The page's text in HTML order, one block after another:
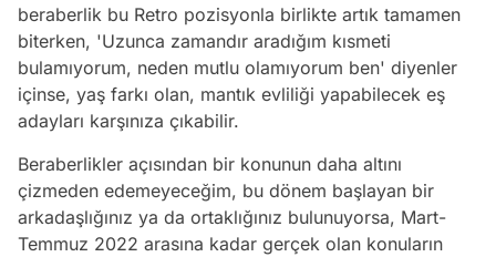
beraberlik bu Retro pozisyonla birlikte artık tamamen
biterken, 'Uzunca zamandır aradığım kısmeti
bulamıyorum, neden mutlu olamıyorum ben' diyenler
içinse, yaş farkı olan, mantık evliliği yapabilecek eş
adayları karşınıza çıkabilir.
Beraberlikler açısından bir konunun daha altını
çizmeden edemeyeceğim, bu dönem başlayan bir
arkadaşlığınız ya da ortaklığınız bulunuyorsa, Mart-
Temmuz 2022 arasına kadar gerçek olan konuların